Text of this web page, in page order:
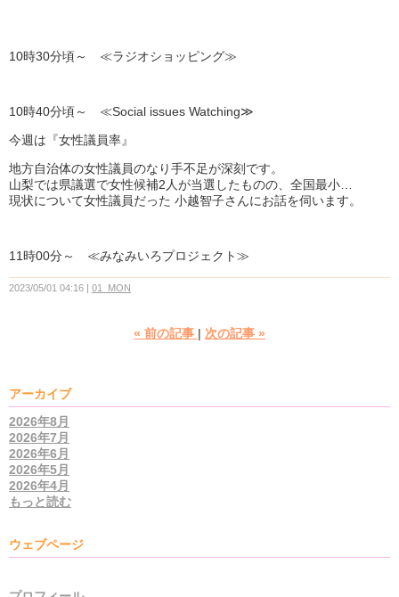
10時30分頃～ ≪ラジオショッピング≫
10時40分頃～ ≪Social issues Watching≫
今週は『女性議員率』
地方自治体の女性議員のなり手不足が深刻です。
山梨では県議選で女性候補2人が当選したものの、全国最小…
現状について女性議員だった 小越智子さんにお話を伺います。
11時00分～ ≪みなみいろプロジェクト≫
2023/05/01 04:16 01_MON
« 前の記事 次の記事 »
アーカイブ
2026年8月
2026年7月
2026年6月
2026年5月
2026年4月
もっと読む
ウェブページ